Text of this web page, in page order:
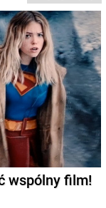
wspólny film!